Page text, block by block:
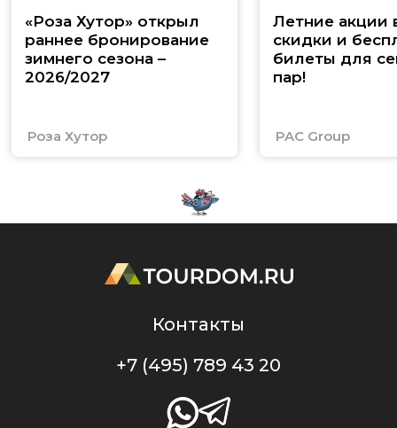
«Роза Хутор» открыл
раннее бронирование
зимнего сезона –
2026/2027
Роза Хутор
Летние акции
скидки и
билеты для
пар!
PAC Group
Контакты
+7 (495) 789 43 20